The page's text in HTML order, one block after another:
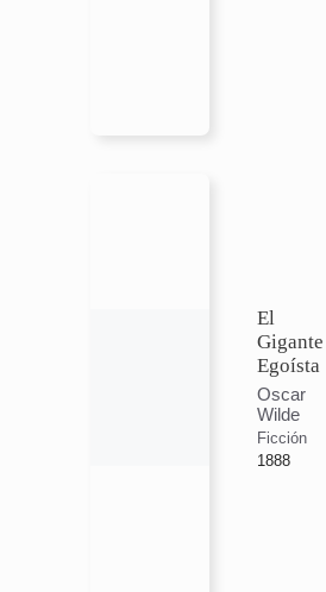
El
Gigante
Egoísta
Oscar
Wilde
Ficción
1888